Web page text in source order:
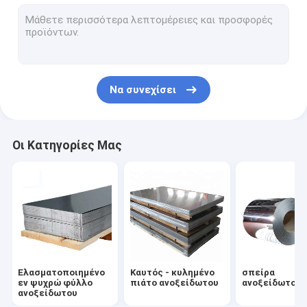
ράβδος ανοξείδωτου
Σχεδιάγραμμα ανοξείδωτου
Χάλυβας κραμάτων νικελίου
Κράμα τιτανίου
Υλικό Nitronic
Διπλό ανοξείδωτο
Να συνεχίσει
Οι Κατηγορίες Μας
Ελασματοποιημένο
εν ψυχρώ φύλλο
ανοξείδωτου
Καυτός - κυλημένο
πιάτο ανοξείδωτου
σπείρα
ανοξείδωτου